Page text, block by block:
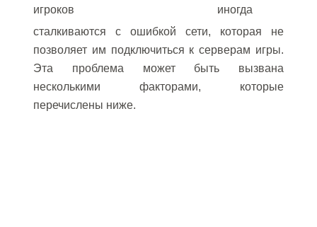
иногда
сталкиваются с ошибкой сети, которая не
позволяет им подключиться к серверам игры.
Эта проблема может быть вызвана
несколькими факторами, которые
перечислены ниже.